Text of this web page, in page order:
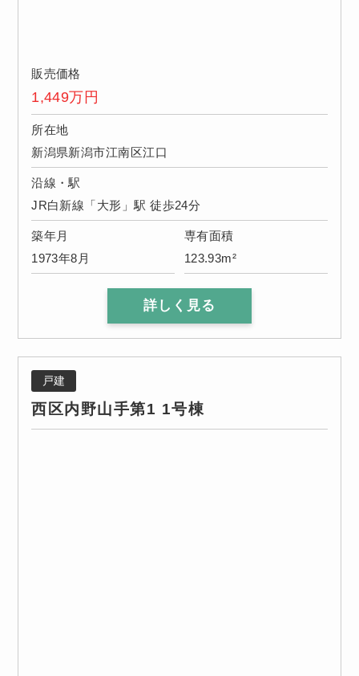
販売価格
1,449万円
所在地
新潟県新潟市江南区江口
沿線・駅
JR白新線「大形」駅 徒歩24分
築年月
1973年8月
専有面積
123.93m²
詳しく見る
戸建
西区内野山手第1 1号棟